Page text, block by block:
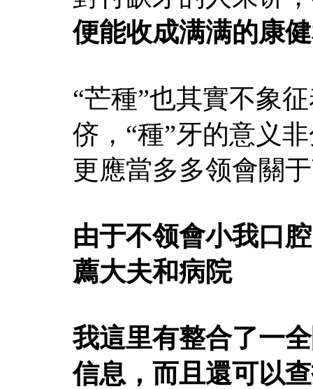
便能收成满满的康
“芒種”也其實不象
侪，“種”牙的意义
更應當多多领會關
由于不领會小我口
薦大夫和病院
我這里有整合了一
信息，而且還可以